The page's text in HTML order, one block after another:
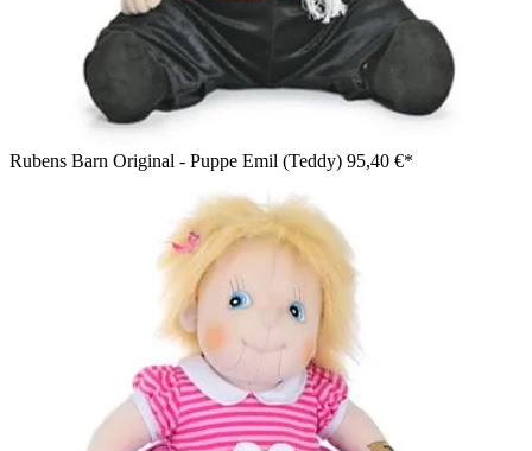
Rubens Barn Original - Puppe Emil (Teddy) 95,40 €*